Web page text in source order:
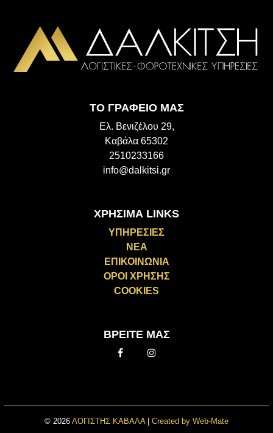
ΤΟ ΓΡΑΦΕΙΟ ΜΑΣ
Ελ. Βενιζέλου 29,
Καβάλα 65302
2510233166
info@dalkitsi.gr
ΧΡΗΣΙΜΑ LINKS
ΥΠΗΡΕΣΙΕΣ
ΝΕΑ
ΕΠΙΚΟΙΝΩΝΙΑ
ΟΡΟΙ ΧΡΗΣΗΣ
COOKIES
ΒΡΕΙΤΕ ΜΑΣ
FacebookInstagram
© 2026 ΛΟΓΙΣΤΗΣ ΚΑΒΑΛΑ Created by Web-Mate